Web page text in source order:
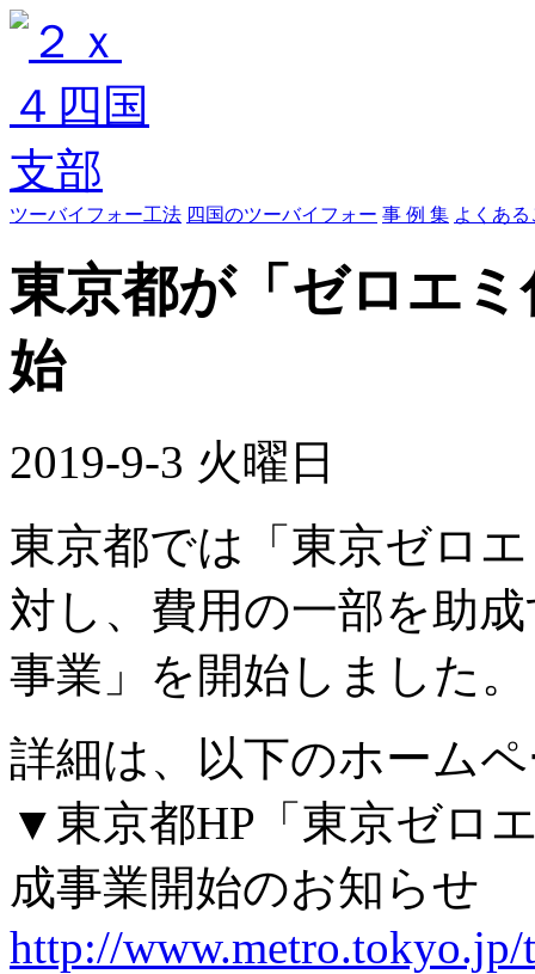
ツーバイフォー工法 四国のツーバイフォー 事 例 集 よくあ
東京都が「ゼロエ
始
2019-9-3 火曜日
東京都では「東京ゼロ
対し、費用の一部を助
事業」を開始しました。
詳細は、以下のホーム
▼東京都HP「東京ゼロ
成事業開始のお知らせ
http://www.metro.tokyo.jp/